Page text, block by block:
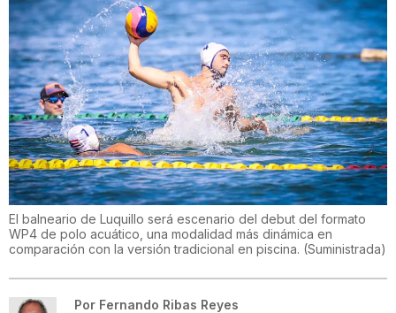
El balneario de Luquillo será escenario del debut del formato
WP4 de polo acuático, una modalidad más dinámica en
comparación con la versión tradicional en piscina. (Suministrada)
Por Fernando Ribas Reyes